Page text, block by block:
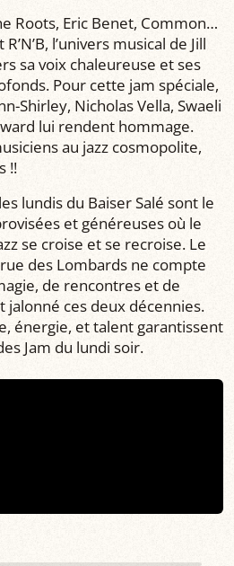
Roots, Eric Benet, Common…
l’univers musical de Jill
sa voix chaleureuse et ses
Pour cette jam spéciale,
Shirley, Nicholas Vella, Swaeli
lui rendent hommage.
au jazz cosmopolite,
!!
lundis du Baiser Salé sont le
et généreuses où le
se croise et se recroise. Le
des Lombards ne compte
de rencontres et de
ces deux décennies.
énergie, et talent garantissent
Jam du lundi soir.